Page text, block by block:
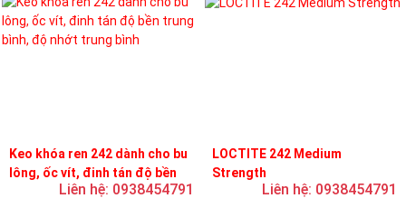
Keo khóa ren 242 dành cho bu
lông, ốc vít, đinh tán độ bền
trung bình, độ nhớt trung bình
Liên hệ: 0938454791
LOCTITE 242 Medium
Strength
Liên hệ: 0938454791